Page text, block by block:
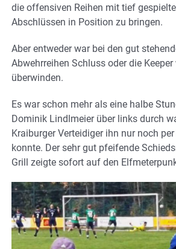
die offensiven Reihen mit tief
Abschlüssen in Position zu bringen.
Aber entweder war bei den gut
Abwehrreihen Schluss oder die
überwinden.
Es war schon mehr als eine halbe
Dominik Lindlmeier über links durch
Kraiburger Verteidiger ihn nur noch
konnte. Der sehr gut pfeifende
Grill zeigte sofort auf den